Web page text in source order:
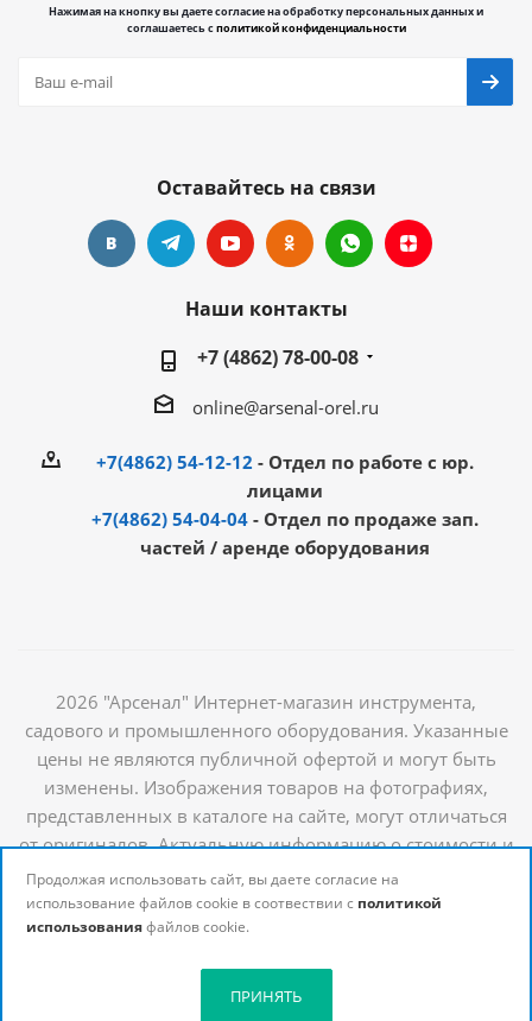
Нажимая на кнопку вы даете согласие на обработку персональных данных и
соглашаетесь сполитикой конфиденциальности
Оставайтесь на связи
Наши контакты
+7 (4862) 78-00-08
online@arsenal-orel.ru
+7(4862) 54-12-12 - Отдел по работе с юр.
лицами
+7(4862) 54-04-04 - Отдел по продаже зап.
частей / аренде оборудования
2026 "Арсенал" Интернет-магазин инструмента,
садового и промышленного оборудования. Указанные
цены не являются публичной офертой и могут быть
изменены. Изображения товаров на фотографиях,
представленных в каталоге на сайте, могут отличаться
от оригиналов. Актуальную информацию о стоимости и
наличии товаров можно получить у наших
менеджеров
Продолжая использовать сайт, вы даете согласие на
использование файлов cookie в соотвествии с политикой
использованияфайлов cookie.
ПРИНЯТЬ